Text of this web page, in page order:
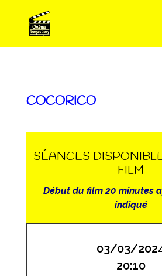
COCORICO
SÉANCES
FILM
Début du film 20 minutes
indiqué
03/03/
20:10